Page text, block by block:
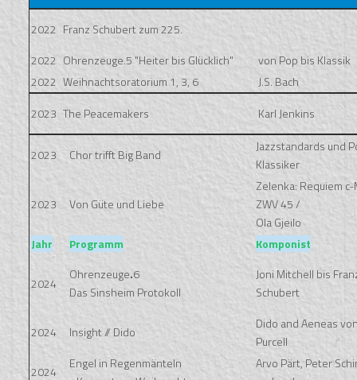
2022 Franz Schubert zum 225.
2022 Ohrenzeuge.5 "Heiter bis Glücklich"
von Pop bis Klassik
2022 Weihnachtsoratorium 1, 3, 6
J.S. Bach
2023 The Peacemakers Karl Jenkins
2023 Chor trifft Big Band
Jazzstandards und
Klassiker
2023 Von Güte und Liebe
Zelenka: Requiem
ZWV 45 /
Ola Gjeilo
Jahr
Programm Komponist
2024
Ohrenzeuge.6
Das Sinsheim Protokoll
Joni Mitchell bis
Schubert
2024 Insight // Dido
Dido and Aeneas
Purcell
2024
Engel in Regenmänteln
Arvo Pärt, Peter